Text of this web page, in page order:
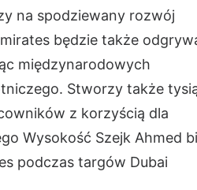
na spodziewany rozwój
będzie także
międzynarodowych
Stworzy także
z korzyścią dla
Wysokość Szejk Ahmed
podczas targów Dubai